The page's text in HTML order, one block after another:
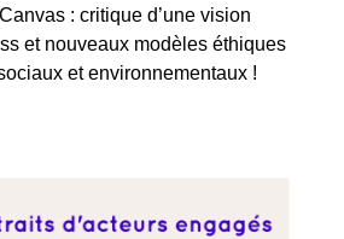
: critique d’une vision
et nouveaux modèles éthiques
et environnementaux !